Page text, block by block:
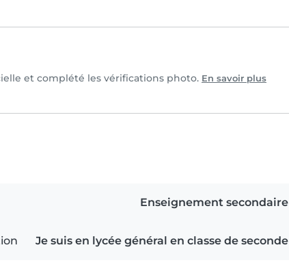
et complété les vérifications photo. En savoir plus
Enseignement secondaire
Je suis en lycée général en classe de seconde